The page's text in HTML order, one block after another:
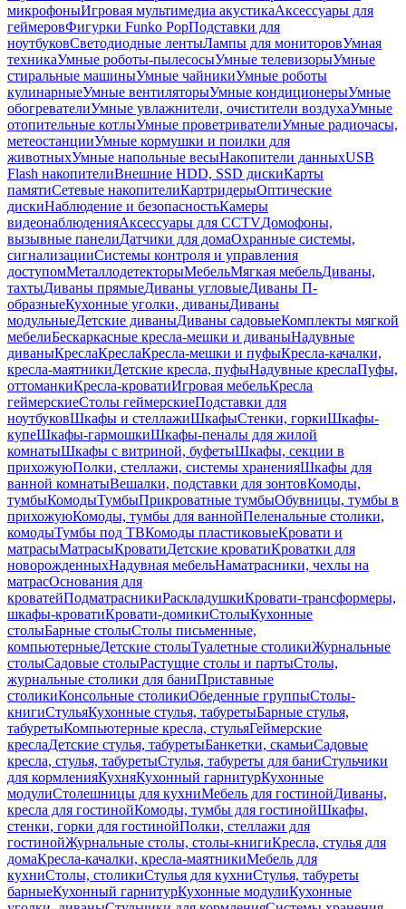
микрофоныИгровая мультимедиа акустикаАксессуары для
геймеровФигурки Funko PopПодставки для
ноутбуковСветодиодные лентыЛампы для мониторовУмная
техникаУмные роботы-пылесосыУмные телевизорыУмные
стиральные машиныУмные чайникиУмные роботы
кулинарныеУмные вентиляторыУмные кондиционерыУмные
обогревателиУмные увлажнители, очистители воздухаУмные
отопительные котлыУмные проветривателиУмные радиочасы,
метеостанцииУмные кормушки и поилки для
животныхУмные напольные весыНакопители данныхUSB
Flash накопителиВнешние HDD, SSD дискиКарты
памятиСетевые накопителиКартридерыОптические
дискиНаблюдение и безопасностьКамеры
видеонаблюденияАксессуары для CCTVДомофоны,
вызывные панелиДатчики для домаОхранные системы,
сигнализацииСистемы контроля и управления
доступомМеталлодетекторыМебельМягкая мебельДиваны,
тахтыДиваны прямыеДиваны угловыеДиваны П-
образныеКухонные уголки, диваныДиваны
модульныеДетские диваныДиваны садовыеКомплекты мягкой
мебелиБескаркасные кресла-мешки и диваныНадувные
диваныКреслаКреслаКресла-мешки и пуфыКресла-качалки,
кресла-маятникиДетские кресла, пуфыНадувные креслаПуфы,
оттоманкиКресла-кроватиИгровая мебельКресла
геймерскиеСтолы геймерскиеПодставки для
ноутбуковШкафы и стеллажиШкафыСтенки, горкиШкафы-
купеШкафы-гармошкиШкафы-пеналы для жилой
комнатыШкафы с витриной, буфетыШкафы, секции в
прихожуюПолки, стеллажи, системы храненияШкафы для
ванной комнатыВешалки, подставки для зонтовКомоды,
тумбыКомодыТумбыПрикроватные тумбыОбувницы, тумбы в
прихожуюКомоды, тумбы для ваннойПеленальные столики,
комодыТумбы под ТВКомоды пластиковыеКровати и
матрасыМатрасыКроватиДетские кроватиКроватки для
новорожденныхНадувная мебельНаматрасники, чехлы на
матрасОснования для
кроватейПодматрасникиРаскладушкиКровати-трансформеры,
шкафы-кроватиКровати-домикиСтолыКухонные
столыБарные столыСтолы письменные,
компьютерныеДетские столыТуалетные столикиЖурнальные
столыСадовые столыРастущие столы и партыСтолы,
журнальные столики для баниПриставные
столикиКонсольные столикиОбеденные группыСтолы-
книгиСтульяКухонные стулья, табуретыБарные стулья,
табуретыКомпьютерные кресла, стульяГеймерские
креслаДетские стулья, табуретыБанкетки, скамьиСадовые
кресла, стулья, табуретыСтулья, табуреты для баниСтульчики
для кормленияКухняКухонный гарнитурКухонные
модулиСтолешницы для кухниМебель для гостинойДиваны,
кресла для гостинойКомоды, тумбы для гостинойШкафы,
стенки, горки для гостинойПолки, стеллажи для
гостинойЖурнальные столы, столы-книгиКресла, стулья для
домаКресла-качалки, кресла-маятникиМебель для
кухниСтолы, столикиСтулья для кухниСтулья, табуреты
барныеКухонный гарнитурКухонные модулиКухонные